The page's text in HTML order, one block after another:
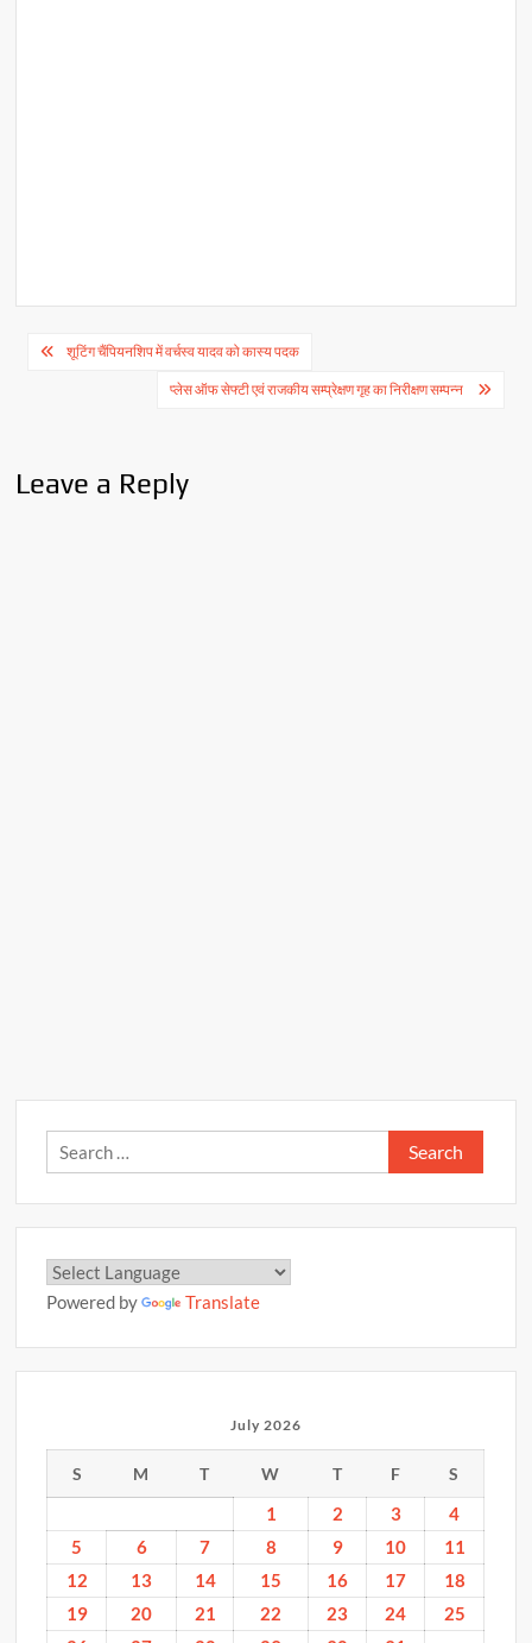
Post
navigation
शूटिंग चैंपियनशिप में वर्चस्व यादव को कास्य पदक
प्लेस ऑफ सेफ्टी एवं राजकीय सम्प्रेक्षण गृह का निरीक्षण सम्पन्न
Leave a Reply
Search
for:
Powered by Translate
July 2026
S M T W T F S
1 2 3
4
5
6 7 8 9 10
11
12
13 14 15 16 17
18
19
20 21 22 23 24
25